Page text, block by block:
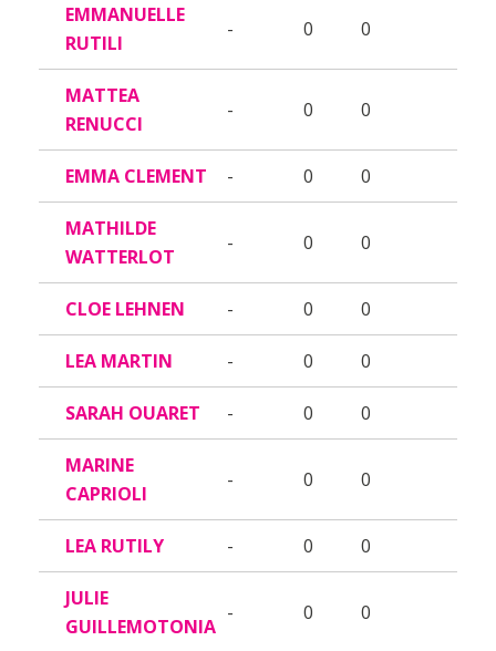
EMMANUELLE
RUTILI
- 0 0
MATTEA
RENUCCI
- 0 0
EMMA CLEMENT - 0 0
MATHILDE
WATTERLOT
- 0 0
CLOE LEHNEN - 0 0
LEA MARTIN - 0 0
SARAH OUARET - 0 0
MARINE
CAPRIOLI
- 0 0
LEA RUTILY - 0 0
JULIE
GUILLEMOTONIA
- 0 0